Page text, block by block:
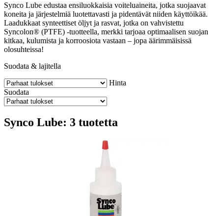
Synco Lube edustaa ensiluokkaisia ​​voiteluaineita, jotka suojaavat
koneita ja järjestelmiä luotettavasti ja pidentävät niiden käyttöikää.
Laadukkaat synteettiset öljyt ja rasvat, jotka on vahvistettu
Syncolon® (PTFE) -tuotteella, merkki tarjoaa optimaalisen suojan
kitkaa, kulumista ja korroosiota vastaan ​​– jopa äärimmäisissä
olosuhteissa!
Suodata & lajitella
Hinta
Suodata
Synco Lube: 3 tuotetta